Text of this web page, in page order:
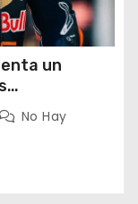
un
No Hay